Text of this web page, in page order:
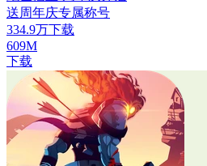
送周年庆专属称号
334.9万下载
609M
下载